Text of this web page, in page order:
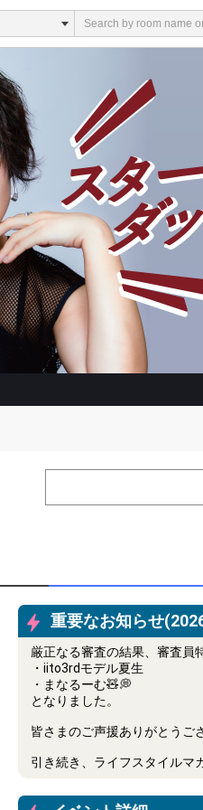
Event Begins!
can also charge Show Gold
to send gifts to the
gifts.
Show Gold.
重要なお知らせ
厳正なる審査の結果、審査員
・iito3rdモデル夏生
・まなるーむ🧸💭
となりました。
皆さまのご声援ありがとうご
引き続き、ライフスタイルマ